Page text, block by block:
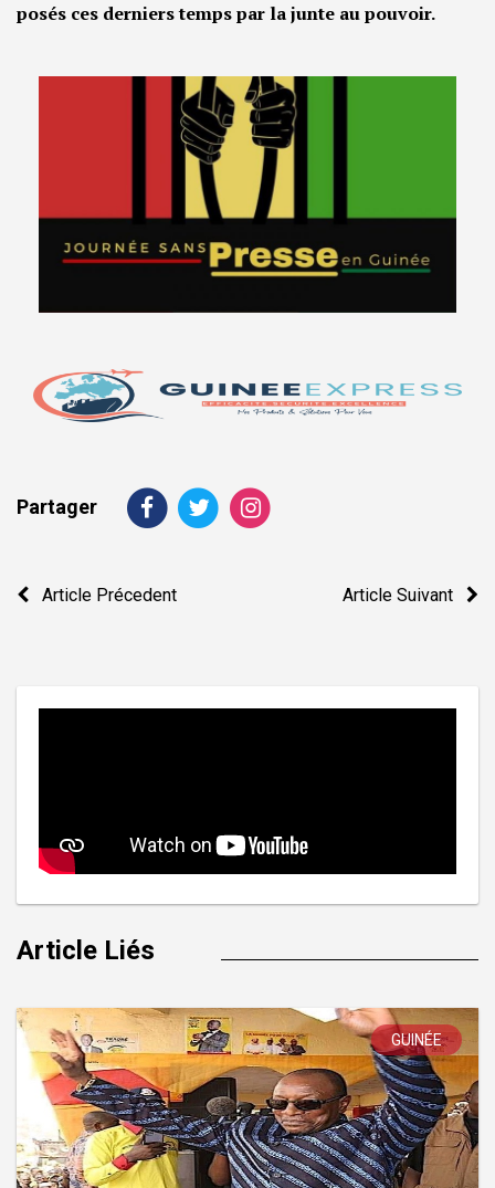
posés ces derniers temps par la junte au pouvoir.
Partager
Navigation
Article Précedent Article Suivant
Article Liés
GUINÉE